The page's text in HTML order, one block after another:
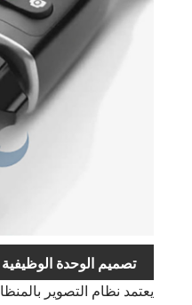
تصميم الوحدة الوظيفية
يعتمد نظام التصوير